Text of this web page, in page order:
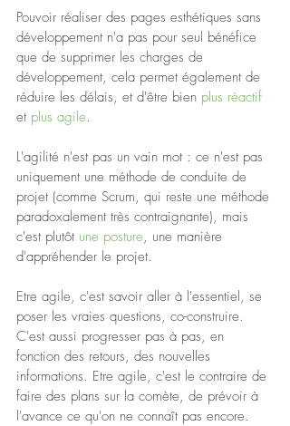
Pouvoir réaliser des pages esthétiques sans
développement n'a pas pour seul bénéfice
que de supprimer les charges de
développement, cela permet également de
réduire les délais, et d'être bien plus réactif
et plus agile.
L'agilité n'est pas un vain mot : ce n'est pas
uniquement une méthode de conduite de
projet (comme Scrum, qui reste une méthode
paradoxalement très contraignante), mais
c'est plutôt une posture, une manière
d'appréhender le projet.
Etre agile, c'est savoir aller à l'essentiel, se
poser les vraies questions, co-construire.
C'est aussi progresser pas à pas, en
fonction des retours, des nouvelles
informations. Etre agile, c'est le contraire de
faire des plans sur la comète, de prévoir à
l'avance ce qu'on ne connaît pas encore.